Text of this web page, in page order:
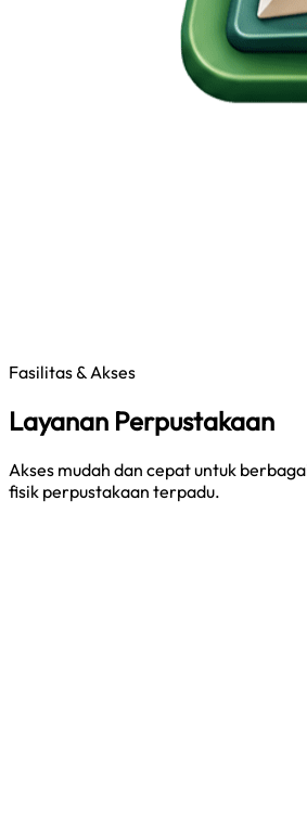
Fasilitas & Akses
Layanan Perpustakaan
Akses mudah dan cepat untuk
fisik perpustakaan terpadu.